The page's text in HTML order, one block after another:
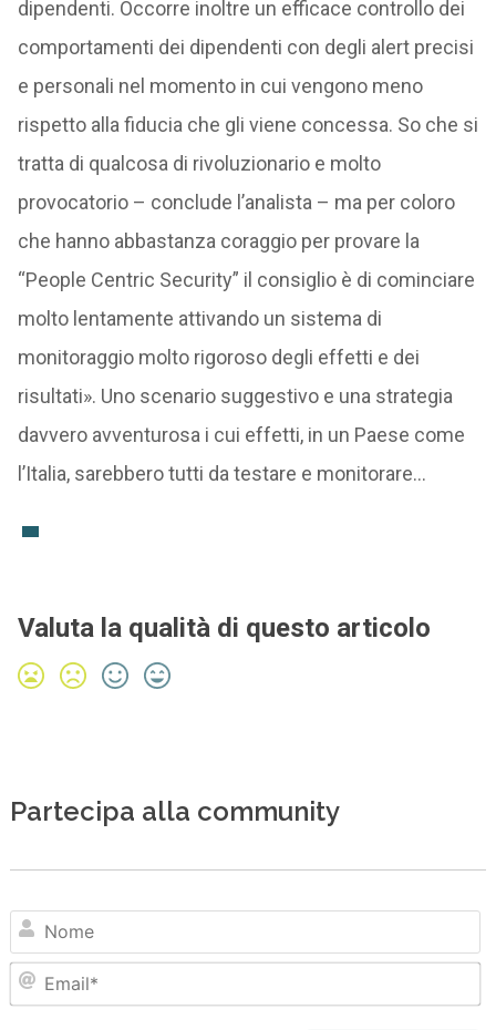
dipendenti. Occorre inoltre un efficace controllo dei
comportamenti dei dipendenti con degli alert precisi
e personali nel momento in cui vengono meno
rispetto alla fiducia che gli viene concessa. So che si
tratta di qualcosa di rivoluzionario e molto
provocatorio – conclude l’analista – ma per coloro
che hanno abbastanza coraggio per provare la
“People Centric Security” il consiglio è di cominciare
molto lentamente attivando un sistema di
monitoraggio molto rigoroso degli effetti e dei
risultati». Uno scenario suggestivo e una strategia
davvero avventurosa i cui effetti, in un Paese come
l’Italia, sarebbero tutti da testare e monitorare…
Valuta la qualità di questo articolo
Partecipa alla community